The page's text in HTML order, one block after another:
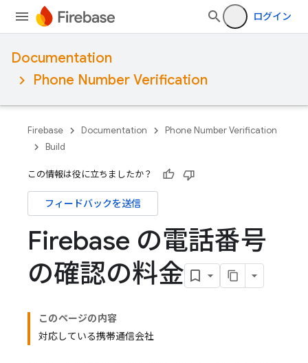
ログイン
Documentation
Phone Number Verification
Firebase Documentation
Phone Number Verification
Build
この情報は役に立ちましたか？
フィードバックを送信
Firebase の電話番号
の確認の料金
このページの内容
対応している携帯通信会社